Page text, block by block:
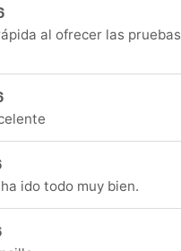
al ofrecer las pruebas
ido todo muy bien.